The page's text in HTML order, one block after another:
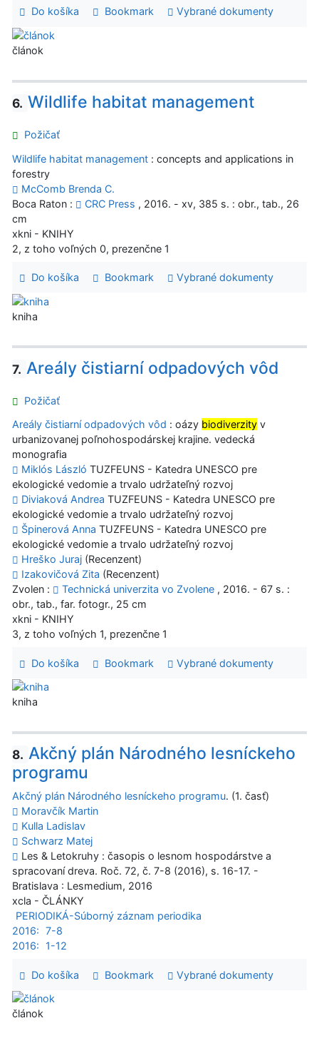
Do košíka Bookmark Vybrané dokumenty
článok
6. Wildlife habitat management
Požičať
Wildlife habitat management : concepts and applications in
forestry
McComb Brenda C.
Boca Raton :
CRC Press , 2016. - xv, 385 s. : obr., tab., 26
cm
xkni - KNIHY
2, z toho voľných 0, prezenčne 1
Do košíka Bookmark Vybrané dokumenty
kniha
7. Areály čistiarní odpadových vôd
Požičať
Areály čistiarní odpadových vôd : oázy biodiverzity v
urbanizovanej poľnohospodárskej krajine. vedecká
monografia
Miklós László TUZFEUNS - Katedra UNESCO pre
ekologické vedomie a trvalo udržateľný rozvoj
Diviaková Andrea TUZFEUNS - Katedra UNESCO pre
ekologické vedomie a trvalo udržateľný rozvoj
Špinerová Anna TUZFEUNS - Katedra UNESCO pre
ekologické vedomie a trvalo udržateľný rozvoj
Hreško Juraj (Recenzent)
Izakovičová Zita (Recenzent)
Zvolen :
Technická univerzita vo Zvolene , 2016. - 67 s. :
obr., tab., far. fotogr., 25 cm
xkni - KNIHY
3, z toho voľných 1, prezenčne 1
Do košíka Bookmark Vybrané dokumenty
kniha
8. Akčný plán Národného lesníckeho
programu
Akčný plán Národného lesníckeho programu. (1. časť)
Moravčík Martin
Kulla Ladislav
Schwarz Matej
Les & Letokruhy : časopis o lesnom hospodárstve a
spracovaní dreva. Roč. 72, č. 7-8 (2016), s. 16-17. -
Bratislava : Lesmedium, 2016
xcla - ČLÁNKY
PERIODIKÁ-Súborný záznam periodika
2016: 7-8
2016:
1-12
Do košíka Bookmark Vybrané dokumenty
článok